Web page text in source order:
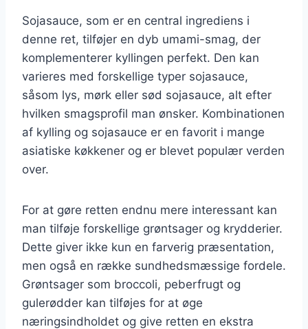
Sojasauce, som er en central ingrediens i
denne ret, tilføjer en dyb umami-smag, der
komplementerer kyllingen perfekt. Den kan
varieres med forskellige typer sojasauce,
såsom lys, mørk eller sød sojasauce, alt efter
hvilken smagsprofil man ønsker. Kombinationen
af kylling og sojasauce er en favorit i mange
asiatiske køkkener og er blevet populær verden
over.
For at gøre retten endnu mere interessant kan
man tilføje forskellige grøntsager og krydderier.
Dette giver ikke kun en farverig præsentation,
men også en række sundhedsmæssige fordele.
Grøntsager som broccoli, peberfrugt og
gulerødder kan tilføjes for at øge
næringsindholdet og give retten en ekstra